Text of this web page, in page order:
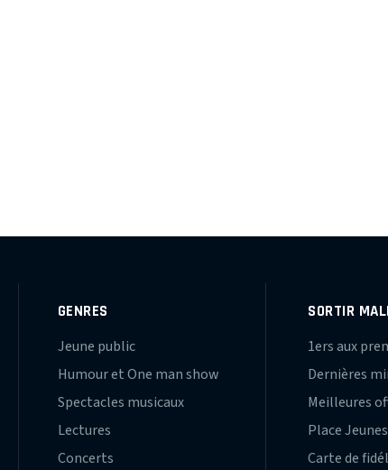
GENRES
Jeune public
Humour et One man show
Spectacles musicaux
Lectures
Concerts
SORTIR
1ers aux
Dernières
Meilleures
Place Jeunes
Carte de